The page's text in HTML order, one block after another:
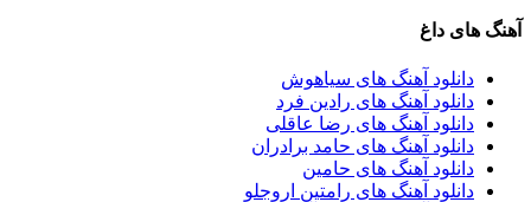
آهنگ های داغ
دانلود آهنگ های سیاهوش
دانلود آهنگ های رادین فرد
دانلود آهنگ های رضا عاقلی
دانلود آهنگ های حامد برادران
دانلود آهنگ های حامین
دانلود آهنگ های رامتین اروجلو